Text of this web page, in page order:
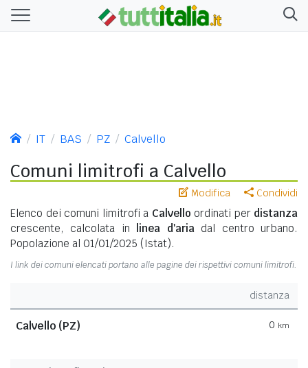
IT BAS PZ Calvello
Comuni limitrofi a Calvello
Modifica Condividi
Elenco dei comuni limitrofi a Calvello ordinati per distanza
crescente, calcolata in
linea d'aria dal centro urbano.
Popolazione al 01/01/2025 (Istat).
I link dei comuni elencati portano alle pagine dei rispettivi comuni limitrofi.
distanza
Calvello (PZ) 0 km